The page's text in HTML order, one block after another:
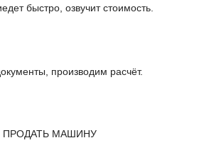
быстро, озвучит стоимость.
производим расчёт.
ПРОДАТЬ МАШИНУ